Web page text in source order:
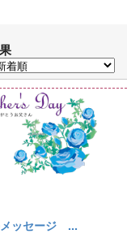
ッセージ ...